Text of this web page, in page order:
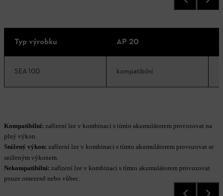
Typ výrobku AP 20
SEA 100 kompatibilní
Kompatibilní: zařízení lze v kombinaci s tímto akumulátorem provozovat na
plný výkon.
Snížený výkon: zařízení lze v kombinaci s tímto akumulátorem provozovat se
sníženým výkonem.
Nekompatibilní: zařízení lze v kombinaci s tímto akumulátorem provozovat
pouze omezeně nebo vůbec.